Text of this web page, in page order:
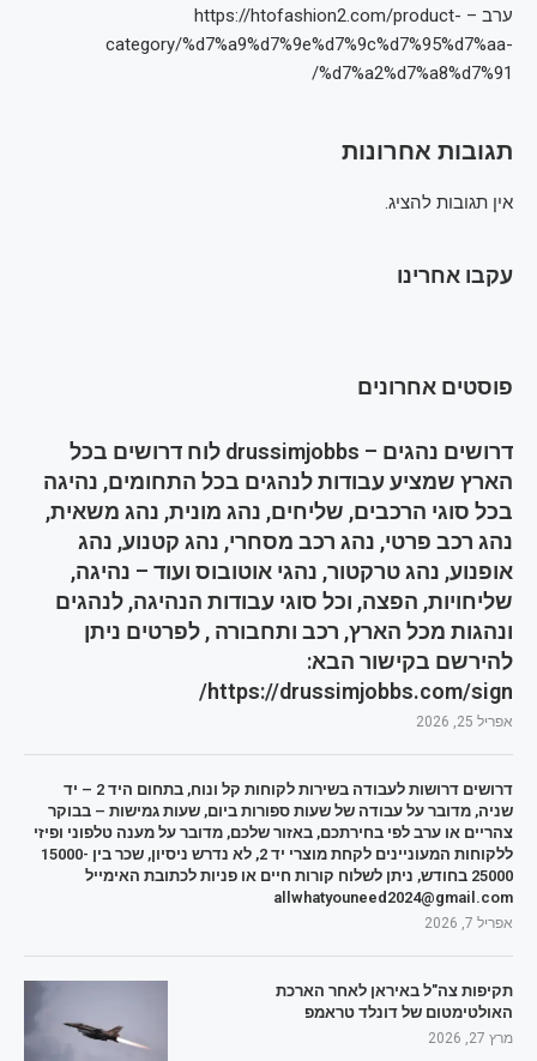
ערב – https://htofashion2.com/product-
category/%d7%a9%d7%9e%d7%9c%d7%95%d7%aa-
%d7%a2%d7%a8%d7%91/
תגובות אחרונות
אין תגובות להציג.
עקבו אחרינו
פוסטים אחרונים
דרושים נהגים – drussimjobbs לוח דרושים בכל
הארץ שמציע עבודות לנהגים בכל התחומים, נהיגה
בכל סוגי הרכבים, שליחים, נהג מונית, נהג משאית,
נהג רכב פרטי, נהג רכב מסחרי, נהג קטנוע, נהג
אופנוע, נהג טרקטור, נהגי אוטובוס ועוד – נהיגה,
שליחויות, הפצה, וכל סוגי עבודות הנהיגה, לנהגים
ונהגות מכל הארץ, רכב ותחבורה , לפרטים ניתן
להירשם בקישור הבא:
https://drussimjobbs.com/sign/
אפריל 25, 2026
דרושים דרושות לעבודה בשירות לקוחות קל ונוח, בתחום היד 2 – יד
שניה, מדובר על עבודה של שעות ספורות ביום, שעות גמישות – בבוקר
צהריים או ערב לפי בחירתכם, באזור שלכם, מדובר על מענה טלפוני ופיזי
ללקוחות המעוניינים לקחת מוצרי יד 2, לא נדרש ניסיון, שכר בין 15000-
25000 בחודש, ניתן לשלוח קורות חיים או פניות לכתובת האימייל
allwhatyouneed2024@gmail.com
אפריל 7, 2026
תקיפות צה"ל באיראן לאחר הארכת
האולטימטום של דונלד טראמפ
מרץ 27, 2026